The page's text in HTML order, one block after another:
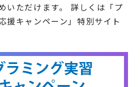
いただけます。 詳しくは「プ
援キャンペーン」特別サイト